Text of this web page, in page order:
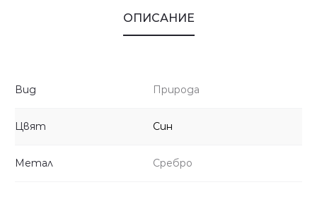
ОПИСАНИЕ
Вид Природа
Цвят Син
Метал Сребро